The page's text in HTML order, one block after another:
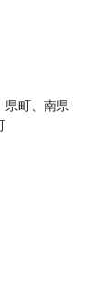
県町、南県